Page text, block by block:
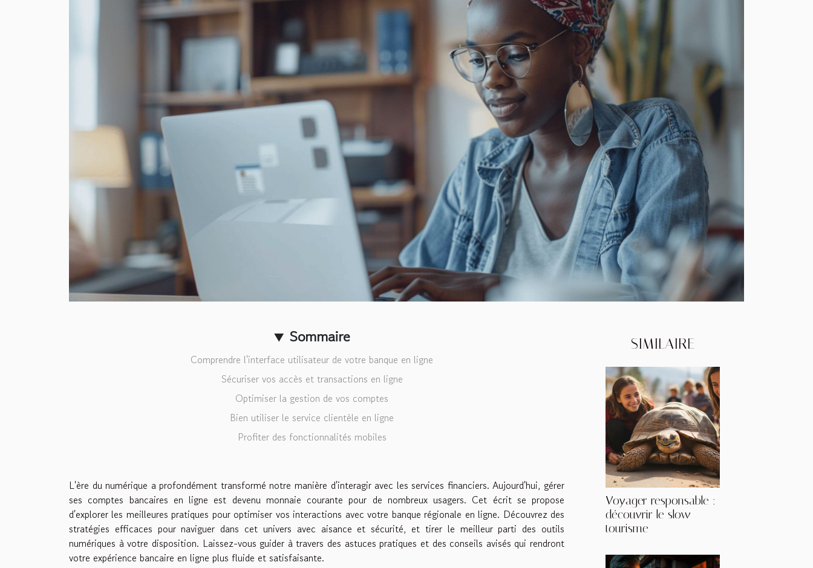
Sommaire
Comprendre l'interface utilisateur de votre banque en ligne
Sécuriser vos accès et transactions en ligne
Optimiser la gestion de vos comptes
Bien utiliser le service clientèle en ligne
Profiter des fonctionnalités mobiles
L'ère du numérique a profondément transformé notre manière d'interagir avec les services financiers. Aujourd'hui, gérer
ses comptes bancaires en ligne est devenu monnaie courante pour de nombreux usagers. Cet écrit se propose
d'explorer les meilleures pratiques pour optimiser vos interactions avec votre banque régionale en ligne. Découvrez des
stratégies efficaces pour naviguer dans cet univers avec aisance et sécurité, et tirer le meilleur parti des outils
numériques à votre disposition. Laissez-vous guider à travers des astuces pratiques et des conseils avisés qui rendront
votre expérience bancaire en ligne plus fluide et satisfaisante.
SIMILAIRE
Voyager responsable :
découvrir le slow
tourisme